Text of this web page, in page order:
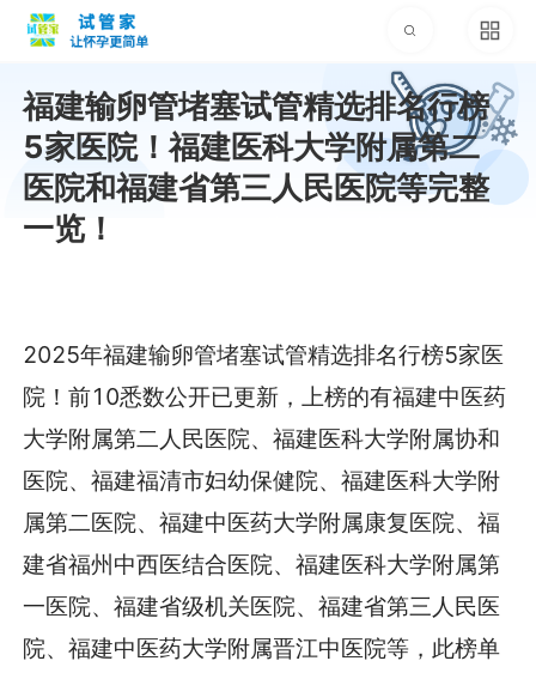
福建输卵管堵塞试管精选排名行榜
5家医院！福建医科大学附属第二
医院和福建省第三人民医院等完整
一览！
2025年福建输卵管堵塞试管精选排名行榜5家医
院！前10悉数公开已更新，上榜的有福建中医药
大学附属第二人民医院、福建医科大学附属协和
医院、福建福清市妇幼保健院、福建医科大学附
属第二医院、福建中医药大学附属康复医院、福
建省福州中西医结合医院、福建医科大学附属第
一医院、福建省级机关医院、福建省第三人民医
院、福建中医药大学附属晋江中医院等，此榜单